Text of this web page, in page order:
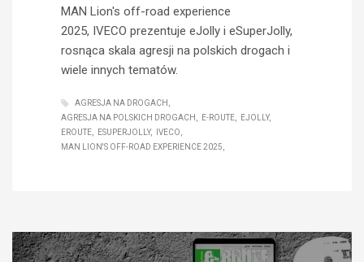
MAN Lion's off-road experience
2025, IVECO prezentuje eJolly i eSuperJolly,
rosnąca skala agresji na polskich drogach i
wiele innych tematów.
AGRESJA NA DROGACH
AGRESJA NA POLSKICH DROGACH
E-ROUTE
EJOLLY
EROUTE
ESUPERJOLLY
IVECO
MAN LION'S OFF-ROAD EXPERIENCE 2025